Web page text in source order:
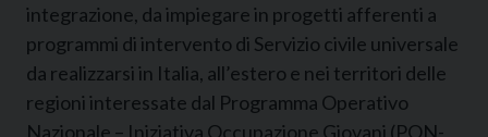
integrazione, da impiegare in progetti afferenti a
programmi di intervento di Servizio civile universale
da realizzarsi in Italia, all’estero e nei territori delle
regioni interessate dal Programma Operativo
Nazionale – Iniziativa Occupazione Giovani (PON-